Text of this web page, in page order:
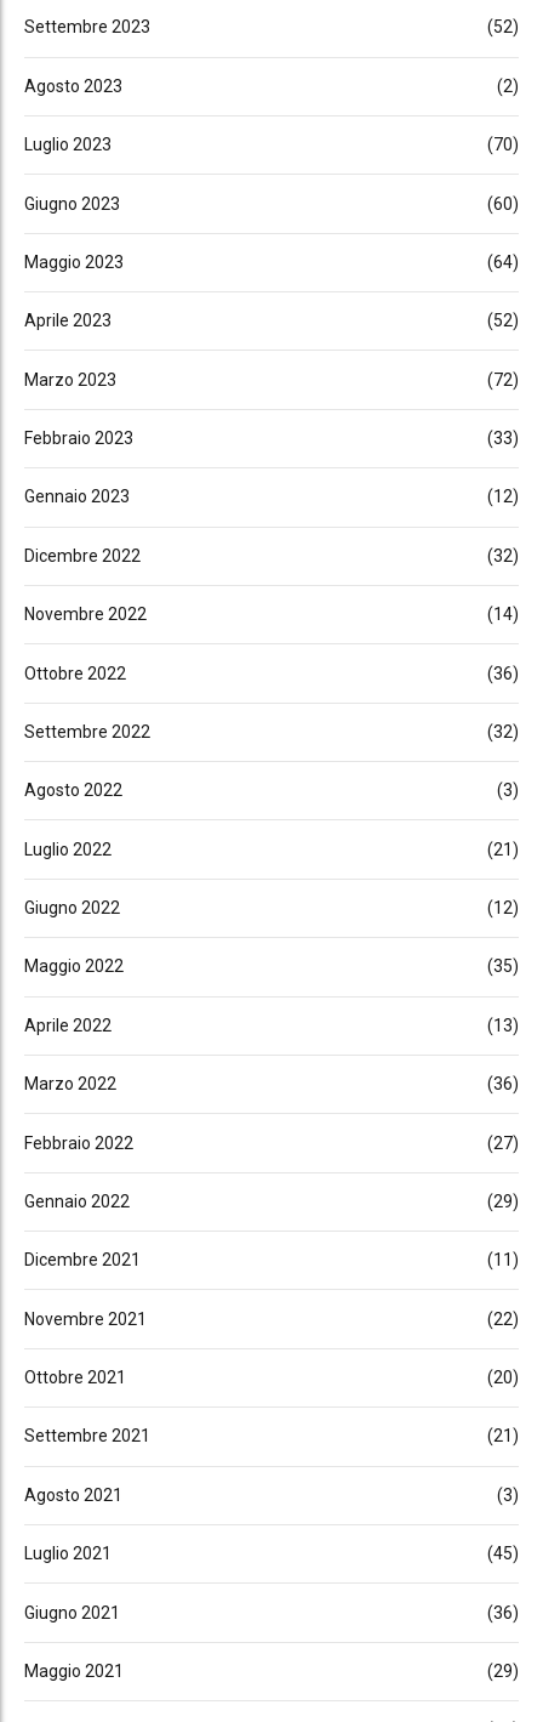
Settembre 2023 (52)
Agosto 2023 (2)
Luglio 2023 (70)
Giugno 2023 (60)
Maggio 2023 (64)
Aprile 2023 (52)
Marzo 2023 (72)
Febbraio 2023 (33)
Gennaio 2023 (12)
Dicembre 2022 (32)
Novembre 2022 (14)
Ottobre 2022 (36)
Settembre 2022 (32)
Agosto 2022 (3)
Luglio 2022 (21)
Giugno 2022 (12)
Maggio 2022 (35)
Aprile 2022 (13)
Marzo 2022 (36)
Febbraio 2022 (27)
Gennaio 2022 (29)
Dicembre 2021 (11)
Novembre 2021 (22)
Ottobre 2021 (20)
Settembre 2021 (21)
Agosto 2021 (3)
Luglio 2021 (45)
Giugno 2021 (36)
Maggio 2021 (29)